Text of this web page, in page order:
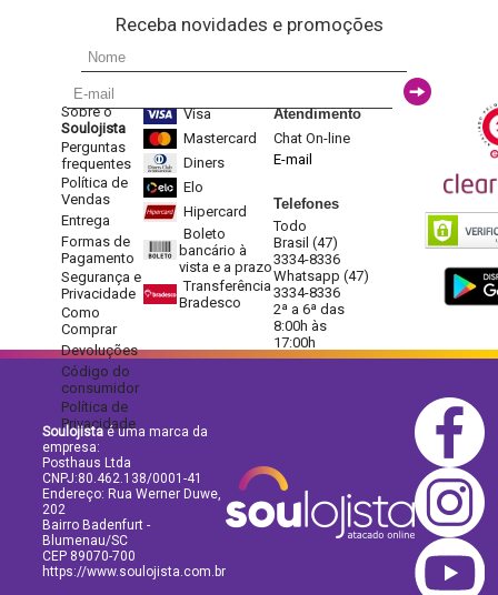
Receba novidades e promoções
Sobre o
Soulojista
Perguntas
frequentes
Política de
Vendas
Entrega
Formas de
Pagamento
Segurança e
Privacidade
Como
Comprar
Devoluções
Código do
consumidor
Política de
Privacidade
Visa
Mastercard
Diners
Elo
Hipercard
Boleto
bancário à
vista e a prazo
Transferência
Bradesco
Atendimento
Chat On-line
E-mail
Telefones
Todo
Brasil (47)
3334-8336
Whatsapp (47)
3334-8336
2ª a 6ª das
8:00h às
17:00h
Soulojistaé uma marca da
empresa:
Posthaus Ltda
CNPJ:80.462.138/0001-41
Endereço: Rua Werner Duwe,
202
Bairro Badenfurt -
Blumenau/SC
CEP 89070-700
https://www.soulojista.com.br